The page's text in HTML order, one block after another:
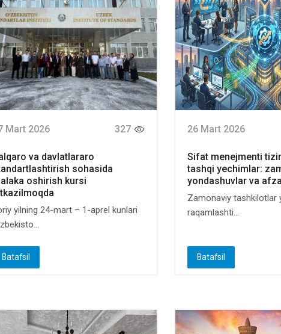
Mart 2026 327
vа davlatlararo
sohasida
oshirish kursi
yilning 24-mart – 1-aprel kunlari
Batafsil
26 Mart 2026
Sifat menejmenti
tashqi yechimlar:
yondashuvlar va
Zamonaviy tashkilotlar
raqamlashti...
Batafsil